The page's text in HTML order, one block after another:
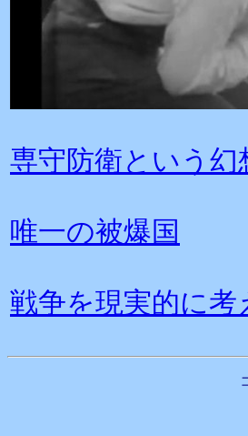
専守防衛という幻
唯一の被爆国
戦争を現実的に考